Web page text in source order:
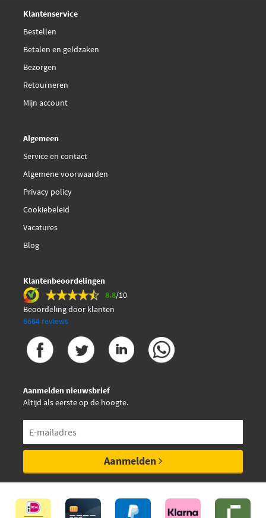
Klantenservice
Bestellen
Betalen en geldzaken
Bezorgen
Retourneren
Mijn account
Algemeen
Service en contact
Algemene voorwaarden
Privacy policy
Cookiebeleid
Vacatures
Blog
Klantenbeoordelingen
8.8/10
Beoordeling door klanten
6664 reviews
Aanmelden nieuwsbrief
Altijd als eerste op de hoogte.
Aanmelden